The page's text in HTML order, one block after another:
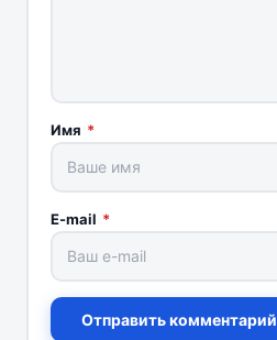
Имя *
E-mail *
Отправить комментарий